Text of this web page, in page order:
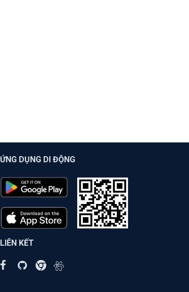
ỨNG DỤNG DI ĐỘNG
LIÊN KẾT